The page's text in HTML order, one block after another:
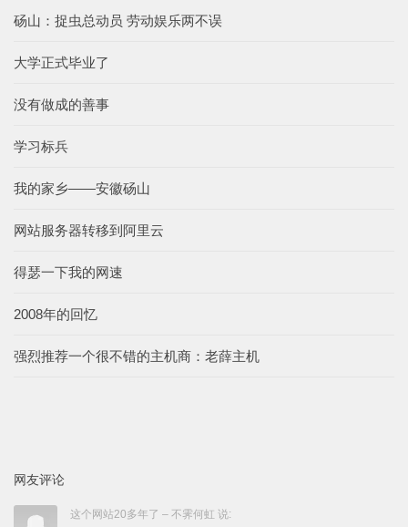
砀山：捉虫总动员 劳动娱乐两不误
大学正式毕业了
没有做成的善事
学习标兵
我的家乡——安徽砀山
网站服务器转移到阿里云
得瑟一下我的网速
2008年的回忆
强烈推荐一个很不错的主机商：老薛主机
网友评论
这个网站20多年了 – 不霁何虹 说: